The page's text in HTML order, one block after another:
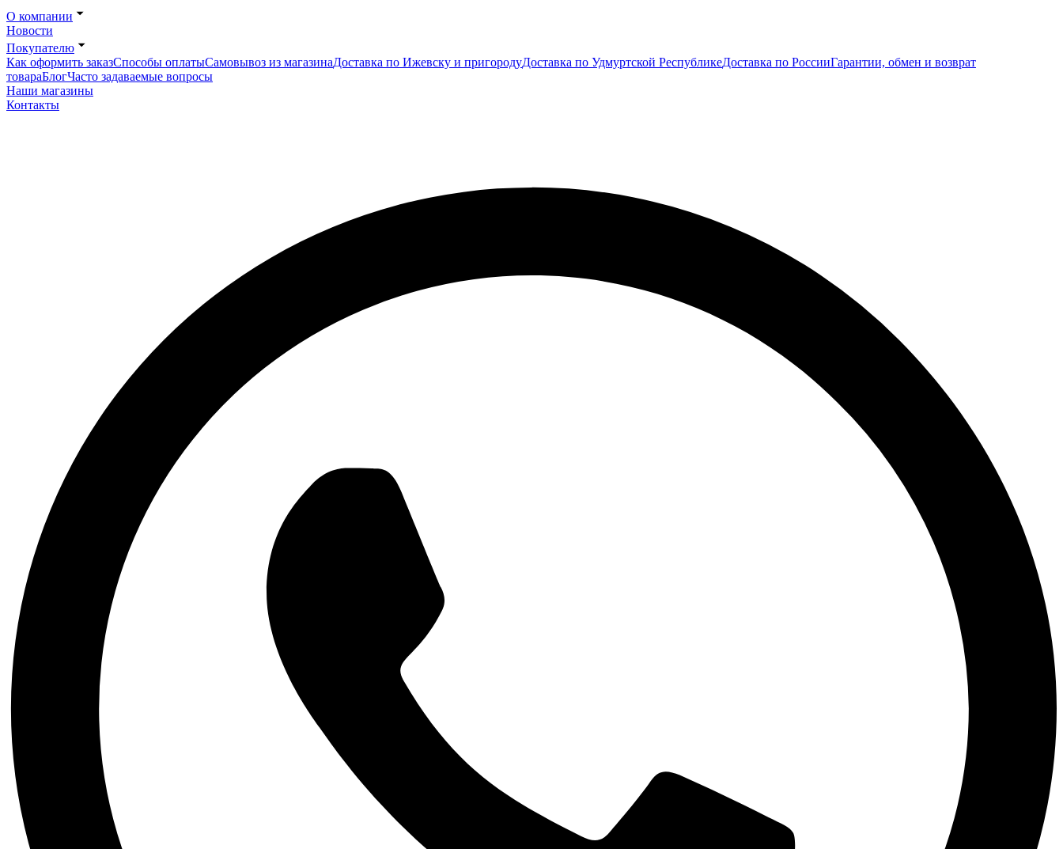
О компании
Новости
Покупателю
Как оформить заказСпособы оплатыСамовывоз из магазинаДоставка по Ижевску и пригородуДоставка по Удмуртской РеспубликеДоставка по РоссииГарантии, обмен и возврат
товараБлогЧасто задаваемые вопросы
Наши магазины
Контакты